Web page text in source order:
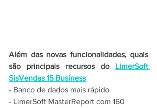
Além das novas funcionalidades, quais
são principais recursos do LimerSoft
SisVendas 15 Business
- Banco de dados mais rápido
- LimerSoft MasterReport com 160